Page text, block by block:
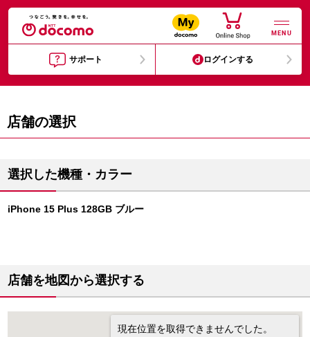
MENU
サポート ログインする
店舗の選択
選択した機種・カラー
iPhone 15 Plus 128GB ブルー
店舗を地図から選択する
現在位置を取得できませんでした。